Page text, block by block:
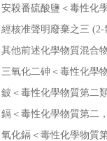
安殺番硫酸鹽＜毒性化
經核准聲明廢棄之三
其他前述化學物質混合
三氧化二砷＜毒性化學
鈹＜毒性化學物質第二
鎘＜毒性化學物質第二
氧化鎘＜毒性化學物質